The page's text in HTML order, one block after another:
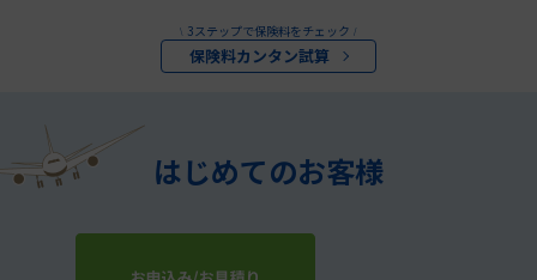
\ 3ステップで保険料をチェック
保険料カンタン試算
はじめてのお客様